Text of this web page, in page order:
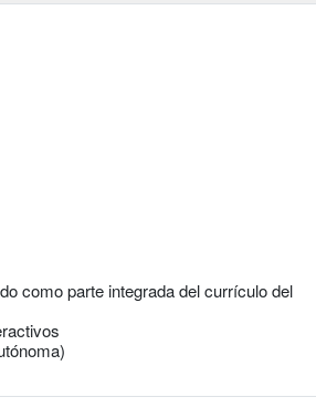
como parte integrada del currículo del